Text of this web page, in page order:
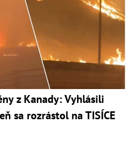
z Kanady: Vyhlásili
sa rozrástol na TISÍCE